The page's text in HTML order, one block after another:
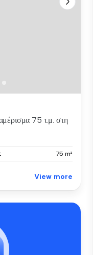
75 τ.μ. στη
75 m²
View more